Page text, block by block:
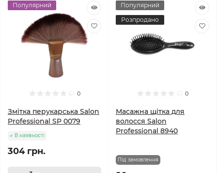
Популярний
0
Змітка перукарська Salon
Professional SP 0079
В наявності
304 грн.
Популярний
Розпродано
0
Масажна щітка для
волосся Salon
Professional 8940
Під замовлення